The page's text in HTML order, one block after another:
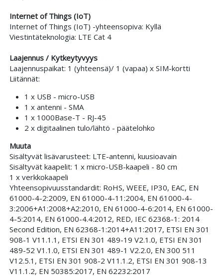
Internet of Things (IoT)
Internet of Things (IoT) -yhteensopiva: Kyllä
Viestintäteknologia: LTE Cat 4
Laajennus / Kytkeytyvyys
Laajennuspaikat: 1 (yhteensä)/ 1 (vapaa) x SIM-kortti
Liitännät:
1 x USB - micro-USB
1 x antenni - SMA
1 x 1000Base-T - RJ-45
2 x digitaalinen tulo/lähtö - päätelohko
Muuta
Sisältyvät lisävarusteet: LTE-antenni, kuusioavain
Sisältyvät kaapelit: 1 x micro-USB-kaapeli - 80 cm
1 x verkkokaapeli
Yhteensopivuusstandardit: RoHS, WEEE, IP30, EAC, EN
61000-4-2:2009, EN 61000-4-11:2004, EN 61000-4-
3:2006+A1:2008+A2:2010, EN 61000-4-6:2014, EN 61000-
4-5:2014, EN 61000-4.4:2012, RED, IEC 62368-1: 2014
Second Edition, EN 62368-1:2014+A11:2017, ETSI EN 301
908-1 V11.1.1, ETSI EN 301 489-19 V2.1.0, ETSI EN 301
489-52 V1.1.0, ETSI EN 301 489-1 V2.2.0, EN 300 511
V12.5.1, ETSI EN 301 908-2 V11.1.2, ETSI EN 301 908-13
V11.1.2, EN 50385:2017, EN 62232:2017